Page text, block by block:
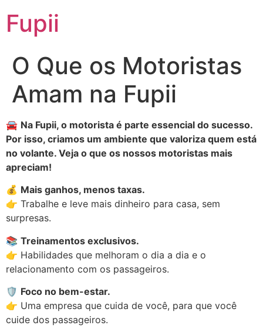
Fupii
O Que os Motoristas
Amam na Fupii
🚘 Na Fupii, o motorista é parte essencial do sucesso.
Por isso, criamos um ambiente que valoriza quem está
no volante. Veja o que os nossos motoristas mais
apreciam!
💰 Mais ganhos, menos taxas.
👉 Trabalhe e leve mais dinheiro para casa, sem
surpresas.
📚 Treinamentos exclusivos.
👉 Habilidades que melhoram o dia a dia e o
relacionamento com os passageiros.
🛡 Foco no bem-estar.
👉 Uma empresa que cuida de você, para que você
cuide dos passageiros.